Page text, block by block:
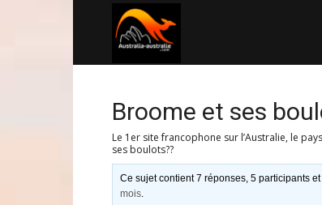
Broome et ses
Le 1er site francophone sur l’Australie, le
ses boulots??
Ce sujet contient 7 réponses, 5 participants
mois.